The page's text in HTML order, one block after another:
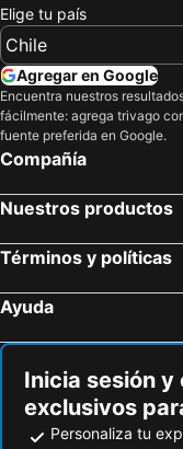
Elige tu país
Agregar en Google
Encuentra nuestros
fácilmente: agrega trivago
fuente preferida en Google.
Compañía
Nuestros productos
Términos y políticas
Ayuda
Inicia sesión
exclusivos
Personaliza tu